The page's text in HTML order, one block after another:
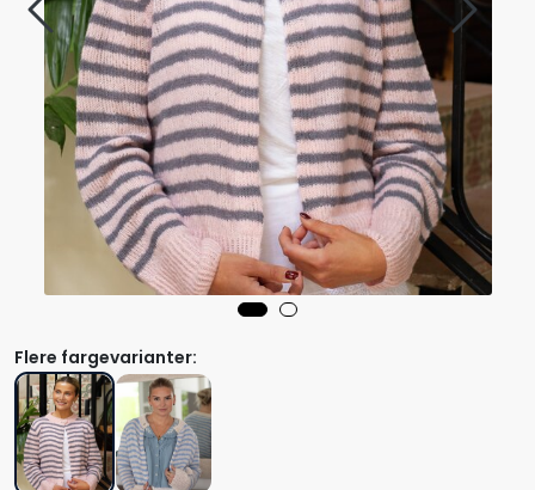
Flere fargevarianter: